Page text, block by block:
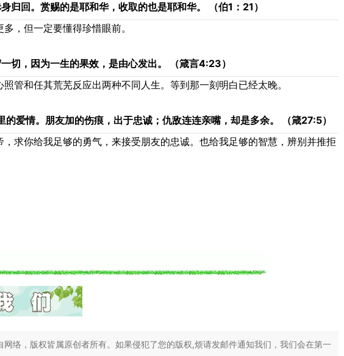
归回。赏赐的是耶和华，收取的也是耶和华。
（伯1：21）
，但一定要懂得珍惜眼前。
切，因为一生的果效，是由心发出。
（箴言4:23）
管和任其荒芜反应出两种不同人生。等到那一刻明白已经太晚。
的爱情。朋友加的伤痕，出于忠诚；仇敌连连亲嘴，却是多余。
（箴27:5）
求你给我足够的勇气，来接受朋友的忠诚。也给我足够的智慧，辨别并推拒
络，版权皆属原创者所有。如果侵犯了您的版权,烦请发邮件通知我们，我们会在第一